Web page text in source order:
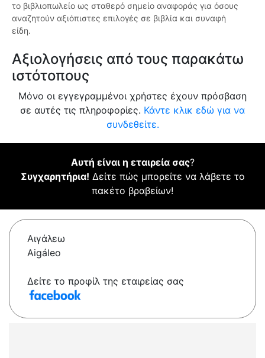
το βιβλιοπωλείο ως σταθερό σημείο αναφοράς για όσους
αναζητούν αξιόπιστες επιλογές σε βιβλία και συναφή
είδη.
Αξιολογήσεις από τους παρακάτω
ιστότοπους
Μόνο οι εγγεγραμμένοι χρήστες έχουν πρόσβαση
σε αυτές τις πληροφορίες. Κάντε κλικ εδώ για να
συνδεθείτε.
Αυτή είναι η εταιρεία σας?
Συγχαρητήρια! Δείτε πώς μπορείτε να λάβετε το
πακέτο βραβείων!
Αιγάλεω
Aigáleo
Δείτε το προφίλ της εταιρείας σας